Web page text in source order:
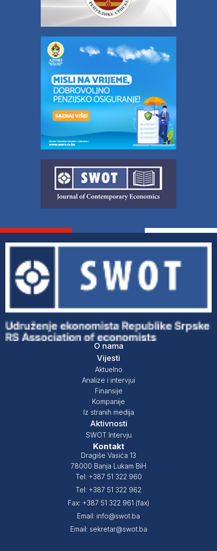
O nama
Vijesti
Aktuelno
Analize i intervjui
Finansije
Kompanije
Iz stranih medija
Aktivnosti
SWOT Intervju
Kontakt
Dragiše Vasića 13
78000 Banja Lukam BiH
Tel: +387 51 322 960
Tel: +387 51 322 962
Fax: +387 51 322 961 (fax)
Email: info@swot.ba
Email: sekretar@swot.ba